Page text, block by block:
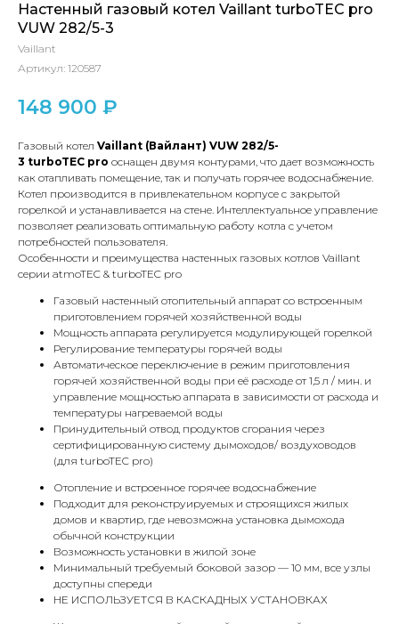
Настенный газовый котел Vaillant turboTEC pro
VUW 282/5-3
Vaillant
Артикул: 120587
148 900 ₽
Газовый котел Vaillant (Вайлант) VUW 282/5-
3 turboTEC pro оснащен двумя контурами, что дает возможность
как отапливать помещение, так и получать горячее водоснабжение.
Котел производится в привлекательном корпусе с закрытой
горелкой и устанавливается на стене. Интеллектуальное управление
позволяет реализовать оптимальную работу котла с учетом
потребностей пользователя.
Особенности и преимущества настенных газовых котлов Vaillant
серии atmoTEC & turboTEC pro
Газовый настенный отопительный аппарат со встроенным
приготовлением горячей хозяйственной воды
Мощность аппарата регулируется модулирующей горелкой
Регулирование температуры горячей воды
Автоматическое переключение в режим приготовления
горячей хозяйственной воды при её расходе от 1,5 л / мин. и
управление мощностью аппарата в зависимости от расхода и
температуры нагреваемой воды
Принудительный отвод продуктов сгорания через
сертифицированную систему дымоходов/ воздуховодов
(для turboTEC pro)
Отопление и встроенное горячее водоснабжение
Подходит для реконструируемых и строящихся жилых
домов и квартир, где невозможна установка дымохода
обычной конструкции
Возможность установки в жилой зоне
Минимальный требуемый боковой зазор — 10 мм, все узлы
доступны спереди
НЕ ИСПОЛЬЗУЕТСЯ В КАСКАДНЫХ УСТАНОВКАХ